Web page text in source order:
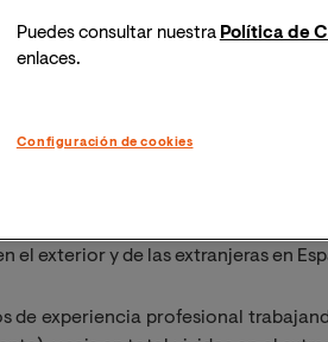
25 de años de experiencia
el exterior y de las extranjeras en
de experiencia profesional
Puedes consultar nuestra Política de
enlaces.
Configuración de cookies